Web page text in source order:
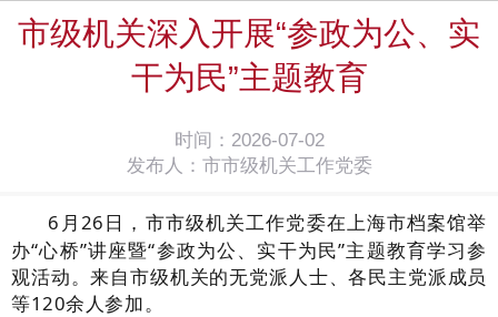
市级机关深入开展“参政为公、实
干为民”主题教育
时间：2026-07-02
发布人：市市级机关工作党委
6 月26日，市市级机关工作党委在上海市档案馆举
办“心桥”讲座暨“参政为公、实干为民”主题教育学习参
观活动。来自市级机关的无党派人士、各民主党派成员
等120余人参加。